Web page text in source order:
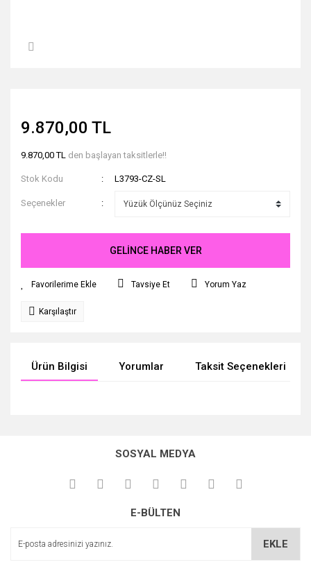
9.870,00 TL
9.870,00 TL den başlayan taksitlerle!!
Stok Kodu L3793-CZ-SL
Seçenekler
GELİNCE HABER VER
Tavsiye Et Yorum Yaz
Karşılaştır
Ürün Bilgisi Yorumlar Taksit Seçenekleri
kullanarak tarafımıza iletebilirsiniz.
Görüş ve önerileriniz için teşekkür ederiz.
Ürün açıklamasında eksik bilgiler bulunuyor.
SOSYAL MEDYA
E-BÜLTEN
EKLE